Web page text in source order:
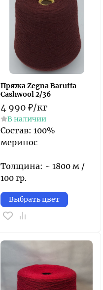
Пряжа Zegna Baruffa
Cashwool 2/36
4 990 ₽/кг
В наличии
Состав: 100%
меринос
Толщина: ~ 1800 м /
100 гр.
Выбрать цвет